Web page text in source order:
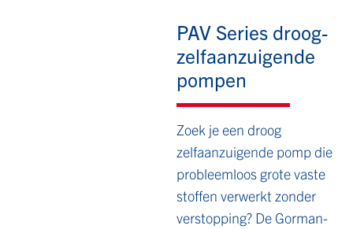
PAV Series droog-
zelfaanzuigende
pompen
Zoek je een droog
zelfaanzuigende pomp die
probleemloos grote vaste
stoffen verwerkt zonder
verstopping? De Gorman-